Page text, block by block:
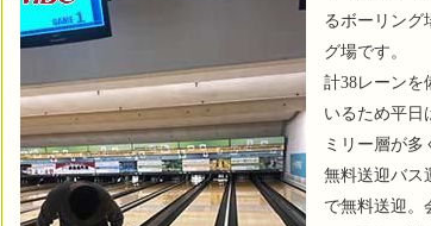
るボーリング
グ場です。
計38レーンを
いるため平日
ミリー層が多
無料送迎バス
で無料送迎